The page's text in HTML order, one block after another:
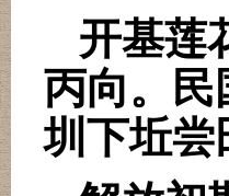
开基莲
丙向。民
圳下坵尝